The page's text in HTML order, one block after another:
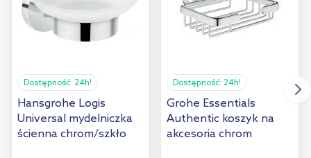
Dostępność: 24h!
Hansgrohe Logis
Universal mydelniczka
ścienna chrom/szkło
Dostępność: 24h!
Grohe Essentials
Authentic koszyk na
akcesoria chrom